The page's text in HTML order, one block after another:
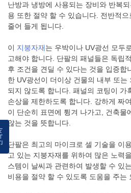
난방과 냉방에 사용되는 장비와 반복
용 또한 절약 할 수 있습니다. 전반적
줄어 들게 됩니다.
이 지붕자재는 우박이나 UV광선 모두
고해야 합니다. 단팔의 패널들은 독립
후 조건을 견딜 수 있다는 것을 입증합
한 UV광선이 더이상 건물의 내부 또는
되지 않도록 합니다. 패널의 코팅이 가
손상을 제한하도록 합니다. 강하게 짜
이 단순히 표면에 튕겨 나가고, 건축물
않는 것을 뜻합니다.
단팔은 최고의 마이크로 셀 기술을 이
고 있는 지붕자재를 위하여 많은 노력
스템이 날씨과 관련하여 발생할 수 있
비용을 절약 할 수 있도록 도움을 주는